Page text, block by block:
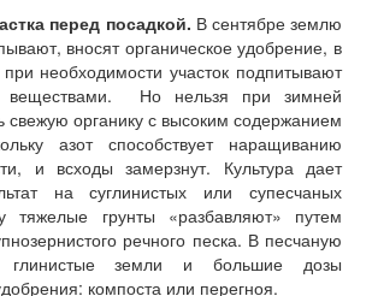
перед посадкой. В сентябре землю
вносят органическое удобрение, в
необходимости участок подпитывают
веществами. Но нельзя при зимней
свежую органику с высоким содержанием
азот способствует наращиванию
и всходы замерзнут. Культура дает
на суглинистых или супесчаных
тяжелые грунты «разбавляют» путем
речного песка. В песчаную
глинистые земли и большие дозы
компоста или перегноя.